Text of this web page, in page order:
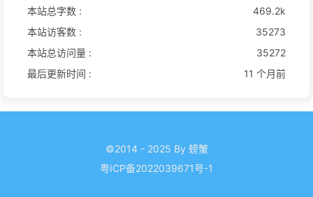
本站总字数 :
469.2k
本站访客数 :
35273
本站总访问量 :
35272
最后更新时间 :
11 个月前
©2014 - 2025 By 螃蟹
粤ICP备2022039671号-1